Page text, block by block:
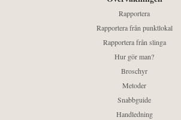
Rapportera
Rapportera från punktlokal
Rapportera från slinga
Hur gör man?
Broschyr
Metoder
Snabbguide
Handledning